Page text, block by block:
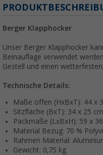
Berger Klapphocker
Unser Berger Klapphocker
Beinauflage verwendet
Gestell und einen
Technische Details:
Maße offen (HxBxT): 44 x
Sitzfläche (BxT): 34 x 25 cm
Packmaße (LxBxH): 59 x
Material Bezug: 70 %
Rahmen Material:
Gewicht: 0,75 kg